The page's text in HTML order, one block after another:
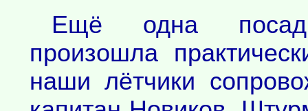
Ещё одна
произошла
наши лётчики